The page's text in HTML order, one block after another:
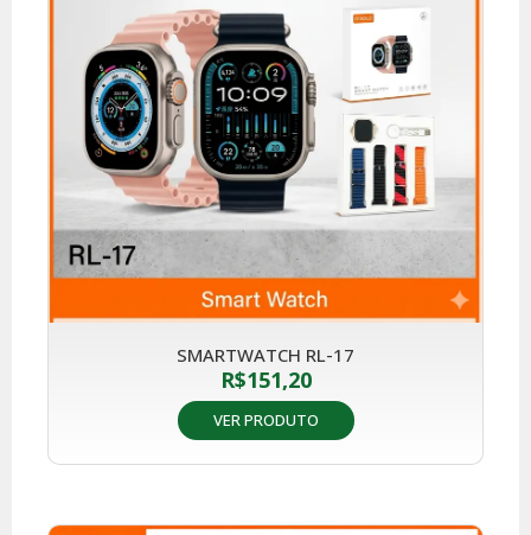
SMARTWATCH RL-17
R$151,20
VER PRODUTO